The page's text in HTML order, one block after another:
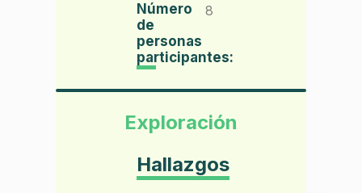
Número
de
personas
participantes:
8
Exploración
Hallazgos